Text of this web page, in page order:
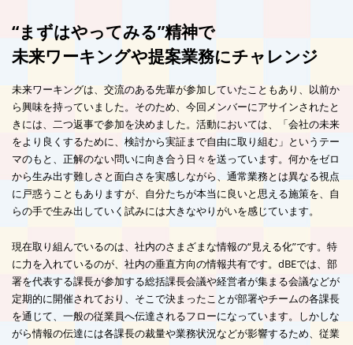
“まずはやってみる”精神で
未来ワーキングや提案業務にチャレンジ
未来ワーキングは、交流のある先輩が参加していたこともあり、以前か
ら興味を持っていました。そのため、今回メンバーにアサインされたと
きには、二つ返事で参加を決めました。活動においては、「会社の未来
をより良くするために、検討から実証まで自由に取り組む」というテー
マのもと、正解のない問いに向き合う日々を送っています。何かをゼロ
から生み出す難しさと面白さを実感しながら、通常業務とは異なる視点
に戸惑うこともありますが、自分たちが本当に良いと思える施策を、自
らの手で生み出していく試みには大きなやりがいを感じています。
現在取り組んでいるのは、社内のさまざまな情報の“見える化”です。特
に力を入れているのが、社内の垂直方向の情報共有です。dBEでは、部
署を代表する課長が参加する総括課長会議や経営者が集まる会議などが
定期的に開催されており、そこで決まったことが部署やチームの各課長
を通じて、一般の従業員へ伝達されるフローになっています。しかしな
がら情報の伝達には各課長の裁量や業務状況などが影響するため、従業